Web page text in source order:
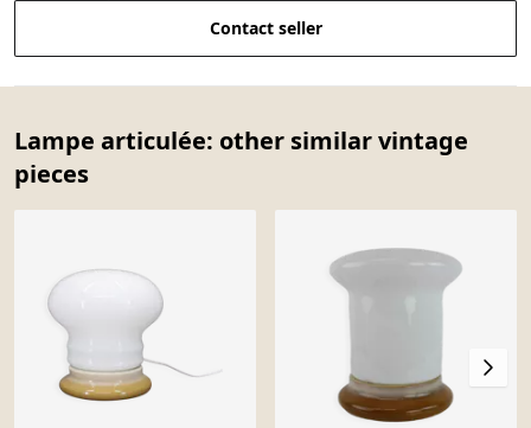
Contact seller
Lampe articulée: other similar vintage
pieces